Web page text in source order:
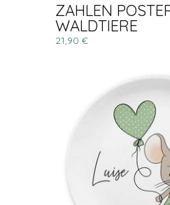
ZAHLEN
WALDTIERE
21,90 €